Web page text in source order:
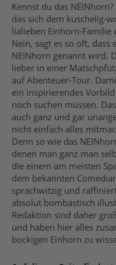
Kennst du das
das sich dem kuschelig-
lialieben Einhorn-Familie
Nein, sagt es so oft,
NEINhorn genannt wird.
lieber in einer
auf Abenteuer-Tour.
ein inspirierendes
noch suchen müssen.
auch ganz und gar
nicht einfach alles
Denn so wie das
denen man ganz man
die einem am meisten
dem bekannten
sprachwitzig und
absolut bombastisch
Redaktion sind daher
und haben hier alles
bockigen Einhorn zu